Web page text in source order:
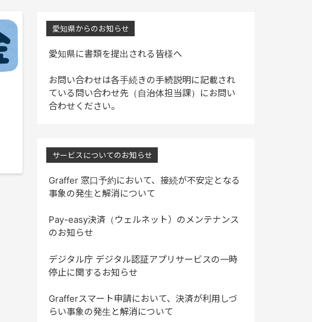
愛知県からのお知らせ
愛知県に書類を提出される皆様へ
お問い合わせは各手続きの手続説明に記載され
ている問い合わせ先（自治体担当課）にお問い
合わせください。
サービスについてのお知らせ
Graffer 窓口予約において、接続が不安定となる
事象の発生と解消について
Pay-easy決済（ウェルネット）のメンテナンス
のお知らせ
デジタル庁 デジタル認証アプリサービスの一時
停止に関するお知らせ
Grafferスマート申請において、決済が利用しづ
らい事象の発生と解消について